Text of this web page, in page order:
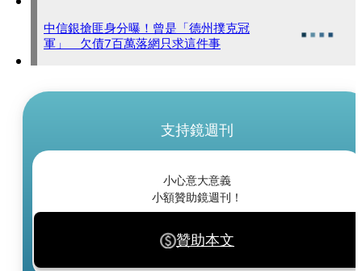
中信銀搶匪身分曝！曾是「德州撲克冠
軍」 欠債7百萬落網只求這件事
支持鏡週刊
小心意大意義
小額贊助鏡週刊！
贊助本文